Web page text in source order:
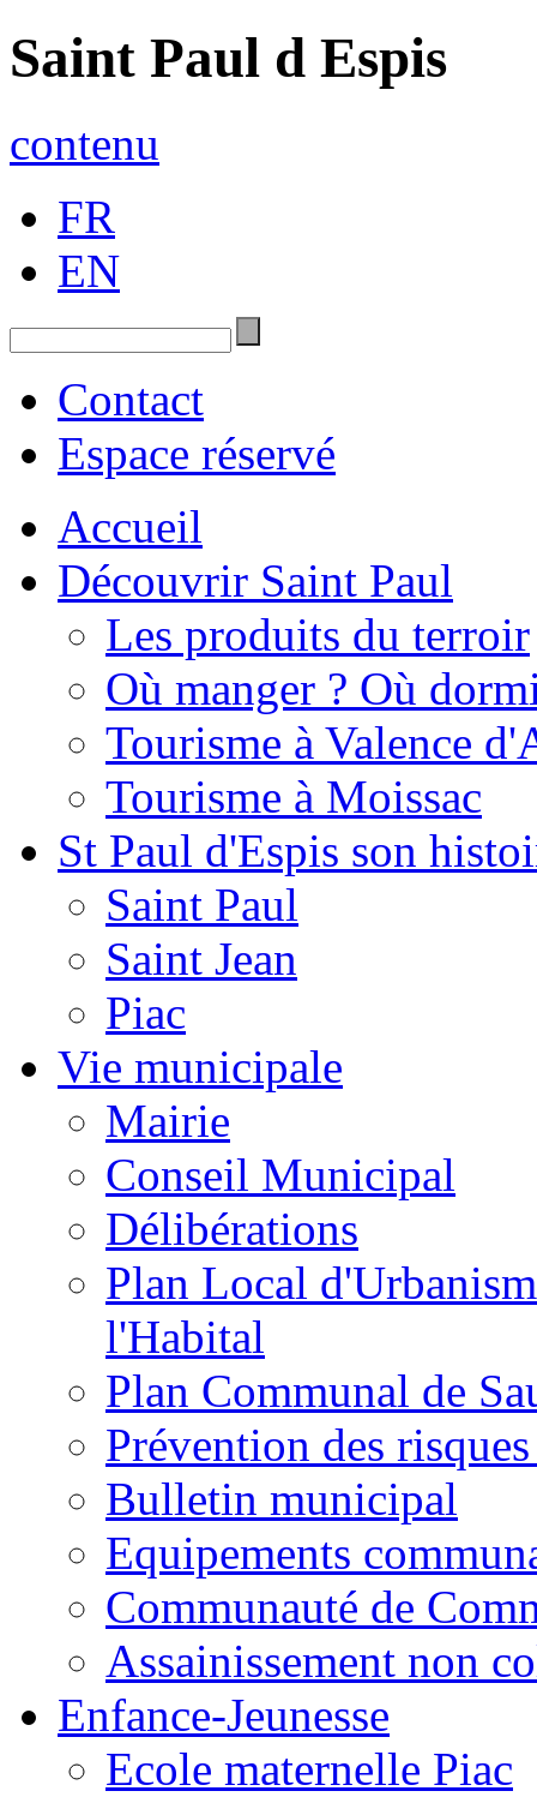
Saint Paul d Espis
contenu
FR
EN
Contact
Espace réservé
Accueil
Découvrir Saint Paul
Les produits du terroir
Où manger ? Où
Tourisme à Valence
Tourisme à Moissac
St Paul d'Espis son
Saint Paul
Saint Jean
Piac
Vie municipale
Mairie
Conseil Municipal
Délibérations
Plan Local
l'Habital
Plan Communal de
Prévention des
Bulletin municipal
Equipements
Communauté de
Assainissement non
Enfance-Jeunesse
Ecole maternelle Piac